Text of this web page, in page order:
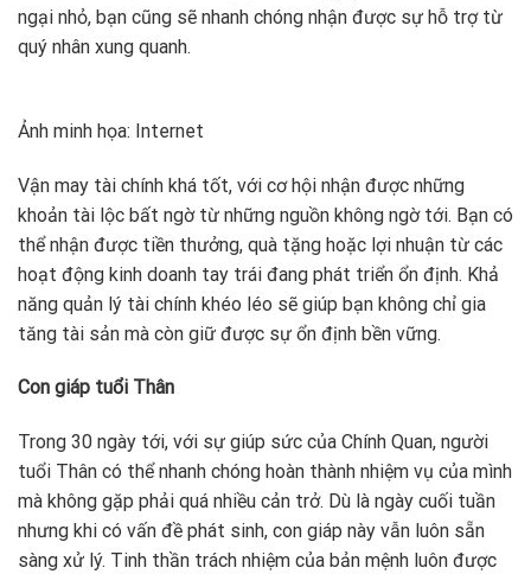
ngại nhỏ, bạn cũng sẽ nhanh chóng nhận được sự hỗ trợ từ
quý nhân xung quanh.
Ảnh minh họa: Internet
Vận may tài chính khá tốt, với cơ hội nhận được những
khoản tài lộc bất ngờ từ những nguồn không ngờ tới. Bạn có
thể nhận được tiền thưởng, quà tặng hoặc lợi nhuận từ các
hoạt động kinh doanh tay trái đang phát triển ổn định. Khả
năng quản lý tài chính khéo léo sẽ giúp bạn không chỉ gia
tăng tài sản mà còn giữ được sự ổn định bền vững.
Con giáp tuổi Thân
Trong 30 ngày tới, với sự giúp sức của Chính Quan, người
tuổi Thân có thể nhanh chóng hoàn thành nhiệm vụ của mình
mà không gặp phải quá nhiều cản trở. Dù là ngày cuối tuần
nhưng khi có vấn đề phát sinh, con giáp này vẫn luôn sẵn
sàng xử lý. Tinh thần trách nhiệm của bản mệnh luôn được